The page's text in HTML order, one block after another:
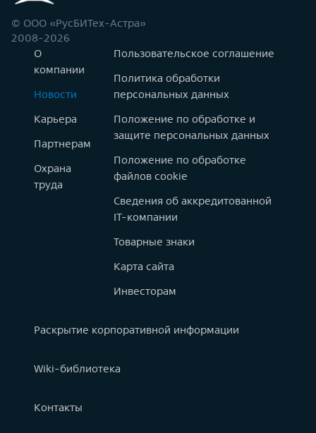
© ООО «РусБИТех-Астра»
2008-2026
О
компании
Новости
Карьера
Партнерам
Охрана
труда
Пользовательское соглашение
Политика обработки
персональных данных
Положение по обработке и
защите персональных данных
Положение по обработке
файлов cookie
Сведения об аккредитованной
IT-компании
Товарные знаки
Карта сайта
Инвесторам
Раскрытие корпоративной информации
Wiki-библиотека
Контакты